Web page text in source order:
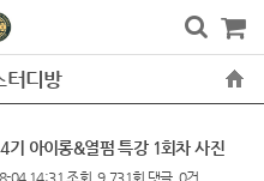
터디방
기 아이롱&열펌 특강 1회차 사진
04 14:31 조회 9,731회 댓글 0건